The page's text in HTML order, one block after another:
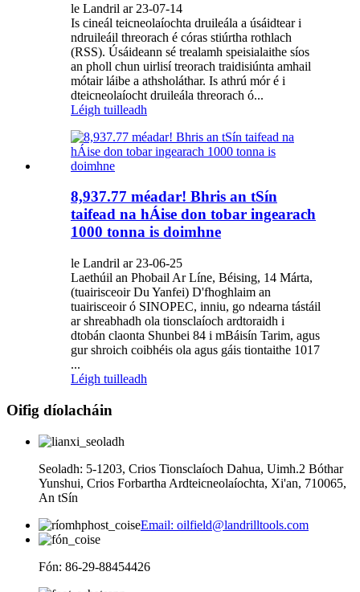
le Landril ar 23-07-14
Is cineál teicneolaíochta druileála a úsáidtear i
ndruileáil threorach é córas stiúrtha rothlach
(RSS). Úsáideann sé trealamh speisialaithe síos
an pholl chun uirlisí treorach traidisiúnta amhail
mótair láibe a athsholáthar. Is athrú mór é i
dteicneolaíocht druileála threorach ó...
Léigh tuilleadh
8,937.77 méadar! Bhris an tSín
taifead na hÁise don tobar ingearach
1000 tonna is doimhne
le Landril ar 23-06-25
Laethúil an Phobail Ar Líne, Béising, 14 Márta,
(tuairisceoir Du Yanfei) D'fhoghlaim an
tuairisceoir ó SINOPEC, inniu, go ndearna tástáil
ar shreabhadh ola tionsclaíoch ardtoraidh i
dtobán claonta Shunbei 84 i mBáisín Tarim, agus
gur shroich coibhéis ola agus gáis tiontaithe 1017
...
Léigh tuilleadh
Oifig díolacháin
Seoladh: 5-1203, Crios Tionsclaíoch Dahua, Uimh.2 Bóthar
Yunshui, Crios Forbartha Ardteicneolaíochta, Xi'an, 710065,
An tSín
Email: oilfield@landrilltools.com
Fón: 86-29-88454426